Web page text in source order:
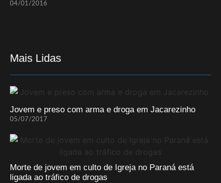
04/01/2016
Mais Lidas
Jovem e preso com arma e droga em Jacarezinho
05/07/2017
Morte de jovem em culto de Igreja no Paraná está
ligada ao tráfico de drogas